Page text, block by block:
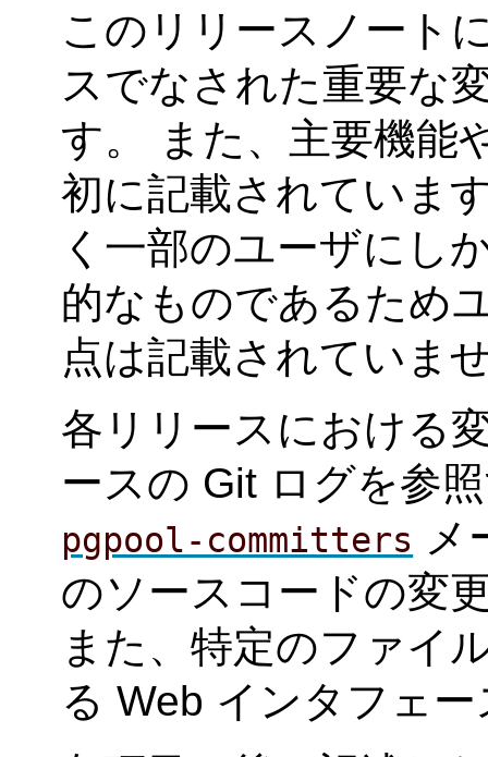
このリリースノート
スでなされた重要な
す。 また、主要機能
初に記載されていま
く一部のユーザにし
的なものであるため
点は記載されていま
各リリースにおける
ースの Git ログを参
pgpool-committers メ
のソースコードの変
また、特定のファイ
る Web インタフェ